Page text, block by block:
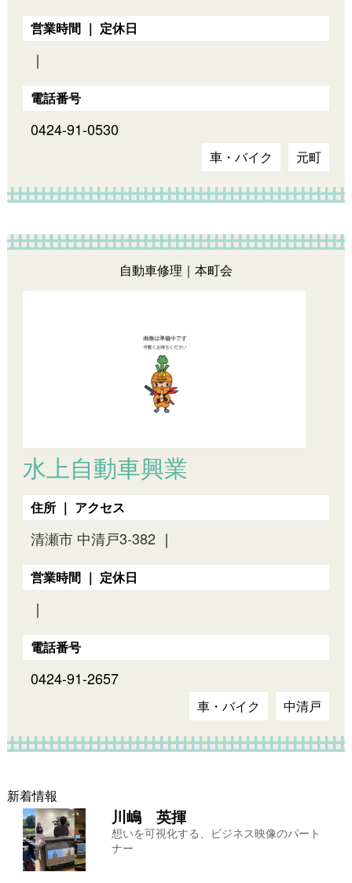
営業時間 ｜ 定休日
｜
電話番号
0424-91-0530
車・バイク 元町
自動車修理｜本町会
水上自動車興業
住所 ｜ アクセス
清瀬市 中清戸3-382 ｜
営業時間 ｜ 定休日
｜
電話番号
0424-91-2657
車・バイク 中清戸
新着情報
川嶋 英揮
想いを可視化する、ビジネス映像のパート
ナー